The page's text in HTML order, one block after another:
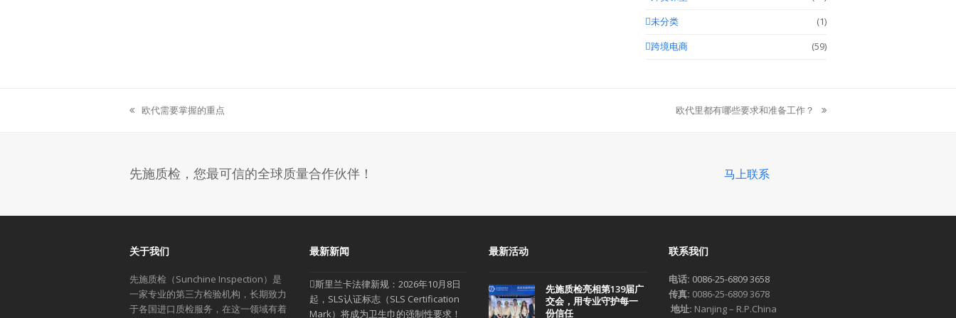
未分类
(1)
跨境电商
(59)
previous
欧代需要掌握的重点
next
欧代里都有哪些要求和准备工作？
先施质检，您最可信的全球质量合作伙伴！ 马上联系
关于我们
先施质检（Sunchine Inspection）是
一家专业的第三方检验机构，长期致力
于各国进口质检服务，在这一领域有着
最新新闻
斯里兰卡法律新规：2026年10月8日
起，SLS认证标志（SLS Certification
Mark）将成为卫生巾的强制性要求！
最新活动
先施质检亮相第139届广
交会，用专业守护每一
份信任
联系我们
电话: 0086-25-6809 3658
传真: 0086-25-6809 3678
地址: Nanjing – R.P.China